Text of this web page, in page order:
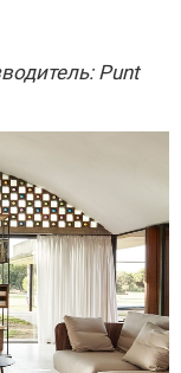
Punt